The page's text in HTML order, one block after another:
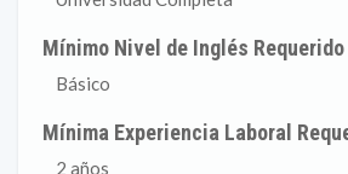
Mínimo Nivel de Inglés Requerido
Básico
Mínima Experiencia Laboral
2 años